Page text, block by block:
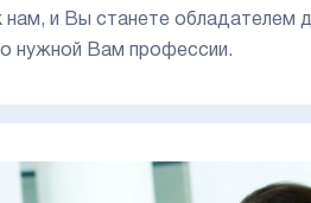
и Вы станете обладателем
нужной Вам профессии.